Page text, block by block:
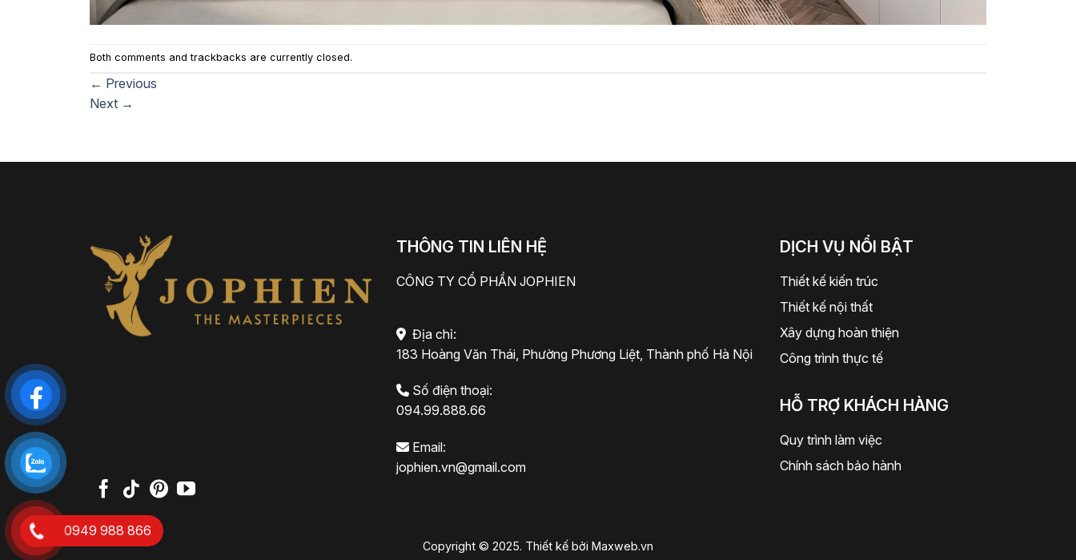
Both comments and trackbacks are currently closed.
← Previous
Next →
THÔNG TIN LIÊN HỆ
CÔNG TY CỔ PHẦN JOPHIEN
Địa chỉ:
183 Hoàng Văn Thái, Phường Phương Liệt, Thành phố Hà Nội
Số điện thoại:
094.99.888.66
Email:
jophien.vn@gmail.com
DỊCH VỤ NỔI BẬT
Thiết kế kiến trúc
Thiết kế nội thất
Xây dựng hoàn thiện
Công trình thực tế
HỖ TRỢ KHÁCH HÀNG
Quy trình làm việc
Chính sách bảo hành
Copyright © 2025. Thiết kế bởi Maxweb.vn
0949 988 866